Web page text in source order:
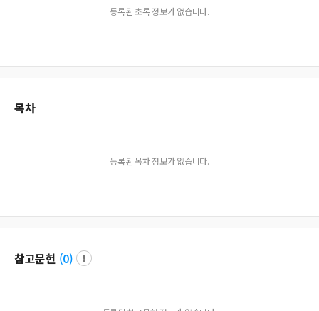
등록된 초록 정보가 없습니다.
목차
등록된 목차 정보가 없습니다.
참고문헌 (0)